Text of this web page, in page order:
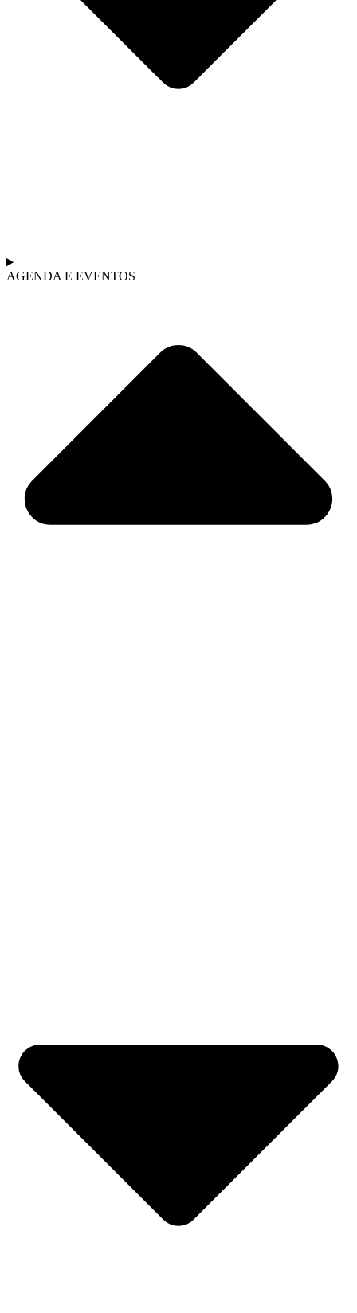
AGENDA E EVENTOS